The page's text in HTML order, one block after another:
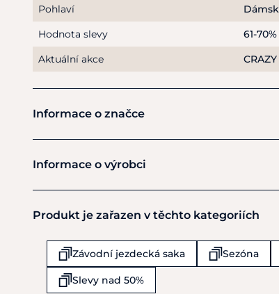
Pohlaví
Hodnota slevy
61-70%
Aktuální akce
Informace o značce
Spooks
Informace o výrobci
Spooks GmbH
Odenthal
D51519
Německo
Produkt je zařazen v těchto kategoriích
Závodní jezdecká saka Sezóna
Slevy nad 50%